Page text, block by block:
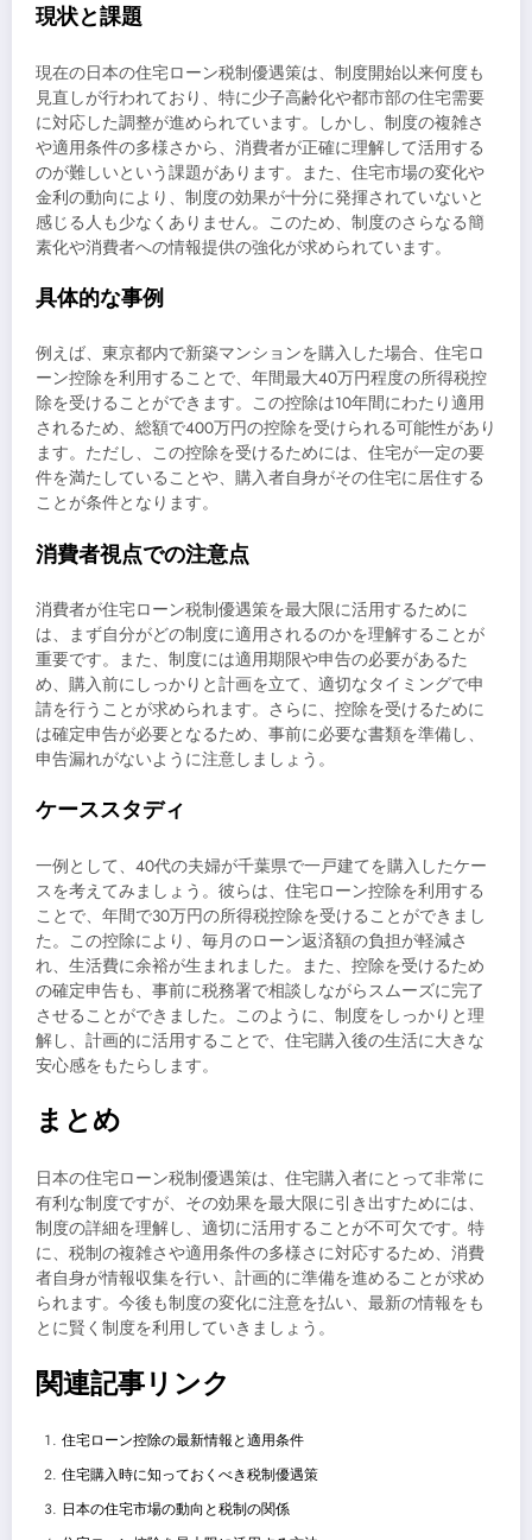
現状と課題
現在の日本の住宅ローン税制優遇策は、制度開始以来何度も
見直しが行われており、特に少子高齢化や都市部の住宅需要
に対応した調整が進められています。しかし、制度の複雑さ
や適用条件の多様さから、消費者が正確に理解して活用する
のが難しいという課題があります。また、住宅市場の変化や
金利の動向により、制度の効果が十分に発揮されていないと
感じる人も少なくありません。このため、制度のさらなる簡
素化や消費者への情報提供の強化が求められています。
具体的な事例
例えば、東京都内で新築マンションを購入した場合、住宅ロ
ーン控除を利用することで、年間最大40万円程度の所得税控
除を受けることができます。この控除は10年間にわたり適用
されるため、総額で400万円の控除を受けられる可能性があり
ます。ただし、この控除を受けるためには、住宅が一定の要
件を満たしていることや、購入者自身がその住宅に居住する
ことが条件となります。
消費者視点での注意点
消費者が住宅ローン税制優遇策を最大限に活用するために
は、まず自分がどの制度に適用されるのかを理解することが
重要です。また、制度には適用期限や申告の必要があるた
め、購入前にしっかりと計画を立て、適切なタイミングで申
請を行うことが求められます。さらに、控除を受けるために
は確定申告が必要となるため、事前に必要な書類を準備し、
申告漏れがないように注意しましょう。
ケーススタディ
一例として、40代の夫婦が千葉県で一戸建てを購入したケー
スを考えてみましょう。彼らは、住宅ローン控除を利用する
ことで、年間で30万円の所得税控除を受けることができまし
た。この控除により、毎月のローン返済額の負担が軽減さ
れ、生活費に余裕が生まれました。また、控除を受けるため
の確定申告も、事前に税務署で相談しながらスムーズに完了
させることができました。このように、制度をしっかりと理
解し、計画的に活用することで、住宅購入後の生活に大きな
安心感をもたらします。
まとめ
日本の住宅ローン税制優遇策は、住宅購入者にとって非常に
有利な制度ですが、その効果を最大限に引き出すためには、
制度の詳細を理解し、適切に活用することが不可欠です。特
に、税制の複雑さや適用条件の多様さに対応するため、消費
者自身が情報収集を行い、計画的に準備を進めることが求め
られます。今後も制度の変化に注意を払い、最新の情報をも
とに賢く制度を利用していきましょう。
関連記事リンク
住宅ローン控除の最新情報と適用条件
住宅購入時に知っておくべき税制優遇策
日本の住宅市場の動向と税制の関係